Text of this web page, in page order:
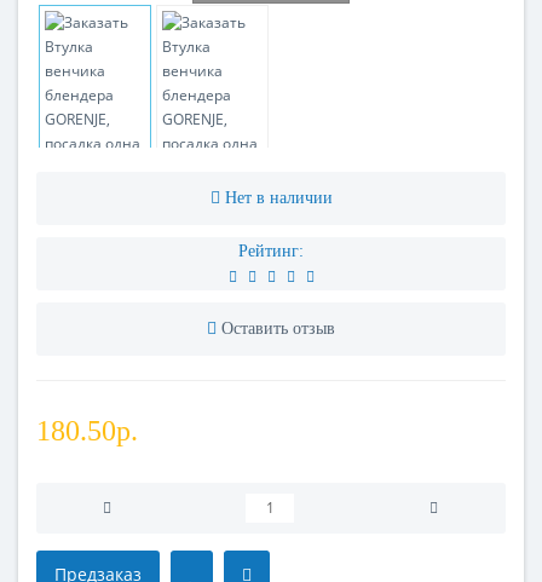
Нет в наличии
Рейтинг:
Оставить отзыв
180.50р.
Предзаказ